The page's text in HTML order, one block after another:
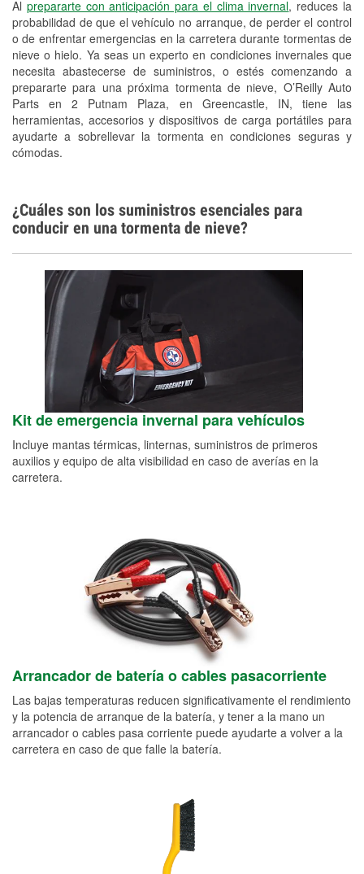
Al prepararte con anticipación para el clima invernal, reduces la
probabilidad de que el vehículo no arranque, de perder el control
o de enfrentar emergencias en la carretera durante tormentas de
nieve o hielo. Ya seas un experto en condiciones invernales que
necesita abastecerse de suministros, o estés comenzando a
prepararte para una próxima tormenta de nieve, O’Reilly Auto
Parts en 2 Putnam Plaza, en Greencastle, IN, tiene las
herramientas, accesorios y dispositivos de carga portátiles para
ayudarte a sobrellevar la tormenta en condiciones seguras y
cómodas.
Mangueras hidráulicas a la medida
Snowstorm Supplies
Tornado Supplies
Conoce más
¿Cuáles son los suministros esenciales para
conducir en una tormenta de nieve?
Kit de emergencia invernal para vehículos
Incluye mantas térmicas, linternas, suministros de primeros
auxilios y equipo de alta visibilidad en caso de averías en la
carretera.
Arrancador de batería o cables pasacorriente
Las bajas temperaturas reducen significativamente el rendimiento
y la potencia de arranque de la batería, y tener a la mano un
arrancador o cables pasa corriente puede ayudarte a volver a la
carretera en caso de que falle la batería.